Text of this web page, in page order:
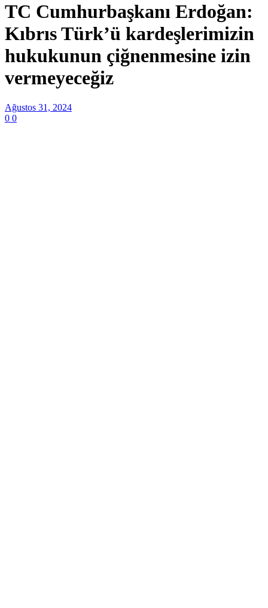
TC Cumhurbaşkanı Erdoğan:
Kıbrıs Türk’ü kardeşlerimizin
hukukunun çiğnenmesine izin
vermeyeceğiz
Ağustos 31, 2024
0 0